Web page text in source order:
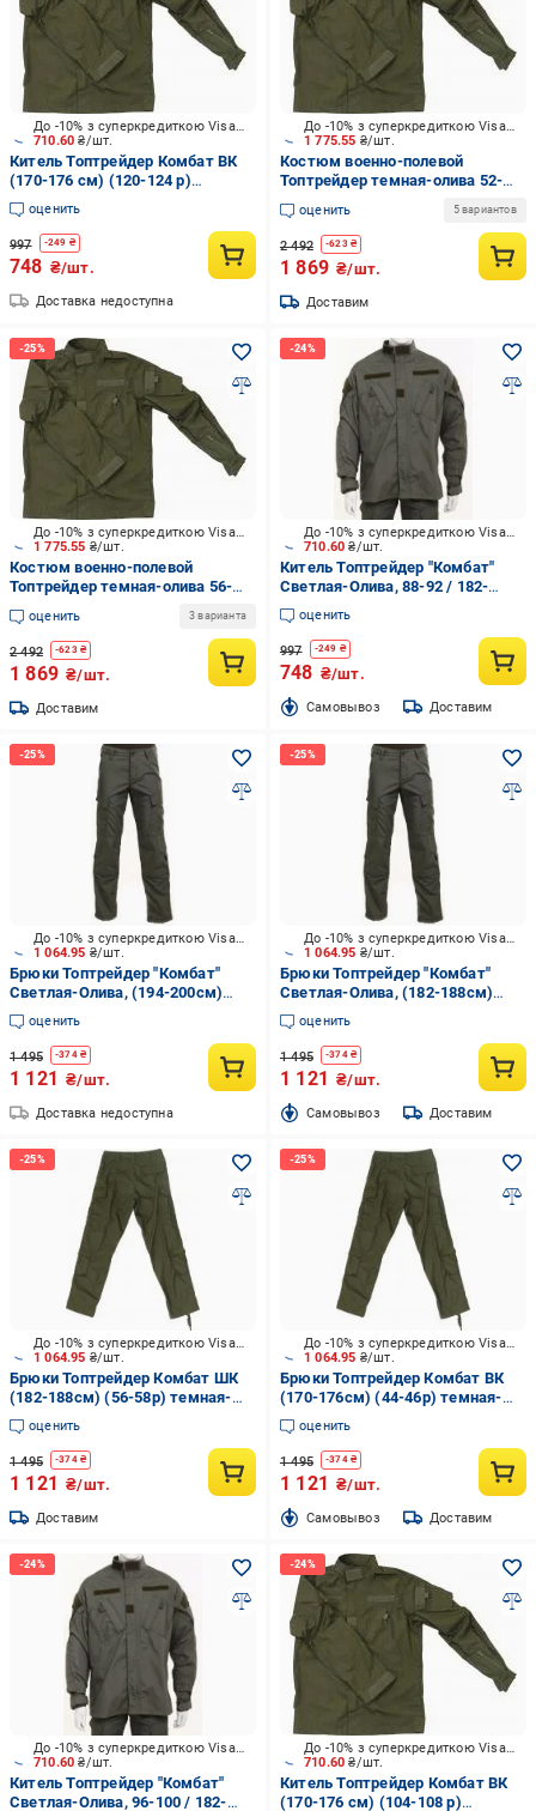
710.60₴/шт.
До -10% з суперкредиткою Visa Вигода
Китель Топтрейдер Комбат ВК
(170-176 см) (120-124 р)
темная-олива р.XXL
оценить
997 -249 ₴
748 ₴/шт.
Доставка недоступна
1 775.55 ₴/шт.
До -10% з суперкредиткою Visa Вигода
Костюм военно-полевой
Топтрейдер темная-олива 52-
54р / 170-176 см (Широкий
Ворот) р.L
оценить 5 вариантов
2 492 -623₴
1 869 ₴/шт.
Доставим
1 775.55 ₴/шт.
До -10% з суперкредиткою Visa Вигода
Костюм военно-полевой
Топтрейдер темная-олива 56-
58р / 182-188 см (Широкий
Ворот) р.XL
оценить 3 варианта
2 492 -623₴
1 869 ₴/шт.
Доставим
710.60₴/шт.
До -10% з суперкредиткою Visa Вигода
Китель Топтрейдер "Комбат"
Светлая-Олива, 88-92 / 182-
188cм р.S
оценить
997 -249 ₴
748 ₴/шт.
Cамовывоз Доставим
1 064.95 ₴/шт.
До -10% з суперкредиткою Visa Вигода
Брюки Топтрейдер "Комбат"
Светлая-Олива, (194-200см)
(52-54 р) р.L
оценить
1 495 -374₴
1 121 ₴/шт.
Доставка недоступна
1 064.95 ₴/шт.
До -10% з суперкредиткою Visa Вигода
Брюки Топтрейдер "Комбат"
Светлая-Олива, (182-188см)
(56-58 р) р.XL
оценить
1 495 -374₴
1 121 ₴/шт.
Cамовывоз Доставим
1 064.95 ₴/шт.
До -10% з суперкредиткою Visa Вигода
Брюки Топтрейдер Комбат ШК
(182-188см) (56-58р) темная-
олива р.XL
оценить
1 495 -374₴
1 121 ₴/шт.
Доставим
1 064.95 ₴/шт.
До -10% з суперкредиткою Visa Вигода
Брюки Топтрейдер Комбат ВК
(170-176см) (44-46р) темная-
олива р.S
оценить
1 495 -374₴
1 121 ₴/шт.
Cамовывоз Доставим
710.60₴/шт.
До -10% з суперкредиткою Visa Вигода
Китель Топтрейдер "Комбат"
Светлая-Олива, 96-100 / 182-
710.60₴/шт.
До -10% з суперкредиткою Visa Вигода
Китель Топтрейдер Комбат ВК
(170-176 см) (104-108 р)